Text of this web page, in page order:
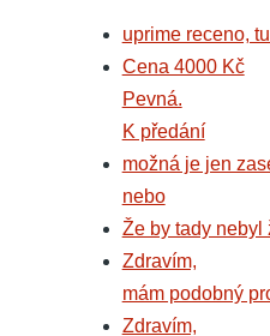
uprime receno,
Cena 4000 Kč
Pevná.
K předání
možná je jen
nebo
Že by tady nebyl
Zdravím,
mám podobný
Zdravím,